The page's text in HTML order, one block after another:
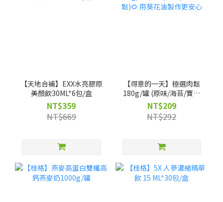
【天地合補】EXX水亮膠原
美顏飲30ML*6包/盒
NT$359
NT$669
【得意的一天】極選肉鬆
180g/罐 (原味/海苔/寶寶
肉鬆)🌻 用葵花油製作更安
心
NT$209
NT$292